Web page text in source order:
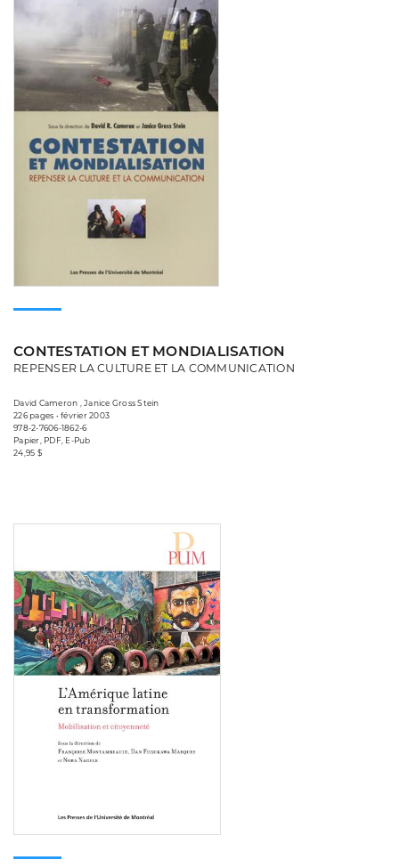
CONTESTATION ET MONDIALISATION
REPENSER LA CULTURE ET LA COMMUNICATION
David Cameron , Janice Gross Stein
226 pages • février 2003
978-2-7606-1862-6
Papier, PDF, E-Pub
24,95 $